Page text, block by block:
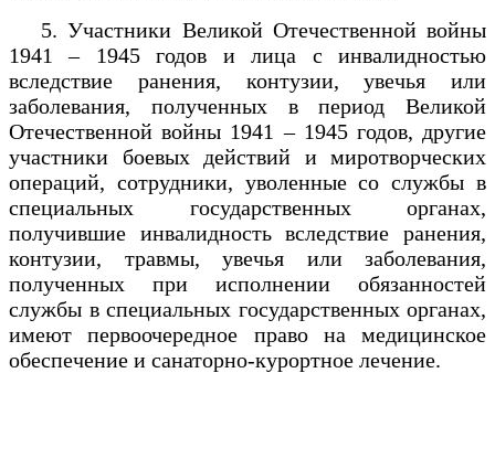
5. Участники Великой Отечественной войны
1941 – 1945 годов и лица с инвалидностью
вследствие ранения, контузии, увечья или
заболевания, полученных в период Великой
Отечественной войны 1941 – 1945 годов, другие
участники боевых действий и миротворческих
операций, сотрудники, уволенные со службы в
специальных государственных органах,
получившие инвалидность вследствие ранения,
контузии, травмы, увечья или заболевания,
полученных при исполнении обязанностей
службы в специальных государственных органах,
имеют первоочередное право на медицинское
обеспечение и санаторно-курортное лечение.